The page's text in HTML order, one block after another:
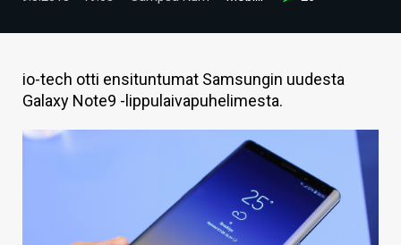
TIETOA
HINTA.FI
io-tech otti ensituntumat Samsungin uudesta
Galaxy Note9 -lippulaivapuhelimesta.